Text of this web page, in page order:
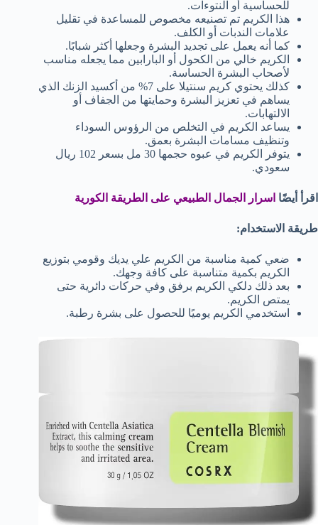
للحساسية أو النتوءات.
هذا الكريم تم تصنيعه مخصوص للمساعدة في تقليل
علامات الندبات أو الكلف.
كما أنه يعمل على تجديد البشرة وجعلها أكثر شبابًا.
الكريم خالي من الكحول أو البارابين مما يجعله مناسب
لأصحاب البشرة الحساسة.
كذلك يحتوي كريم سنتيلا على 7% من أكسيد الزنك الذي
يساهم في تعزيز البشرة وحمايتها من الجفاف أو
الالتهابات.
يساعد الكريم في التخلص من الرؤوس السوداء
وتنظيف مسامات البشرة بعمق.
يتوفر الكريم في عبوه حجمها 30 مل بسعر 102 ريال
سعودي.
اقرأ أيضًا اسرار الجمال الطبيعي على الطريقة الكورية
طريقة الاستخدام:
ضعي كمية مناسبة من الكريم علي يديك وقومي بتوزيع
الكريم بكمية متناسبة على كافة وجهك.
بعد ذلك دلكي الكريم برفق وفي حركات دائرية حتى
يمتص الكريم.
استخدمي الكريم يوميًا للحصول على بشرة رطبة.